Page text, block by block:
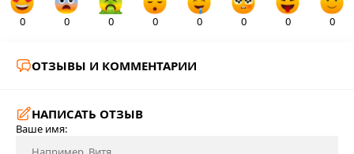
0 0 0 0 0 0 0 0
ОТЗЫВЫ И КОММЕНТАРИИ
НАПИСАТЬ ОТЗЫВ
Ваше имя: